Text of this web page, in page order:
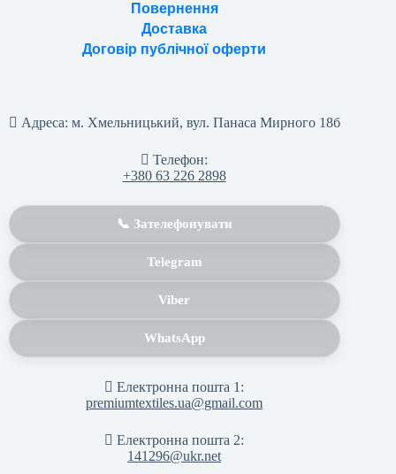
Повернення
Доставка
Договір публічної оферти
Адреса: м. Хмельницький, вул. Панаса Мирного 18б
Телефон:
+380 63 226 2898
📞 Зателефонувати
Telegram
Viber
WhatsApp
Електронна пошта 1:
premiumtextiles.ua@gmail.com
Електронна пошта 2:
141296@ukr.net